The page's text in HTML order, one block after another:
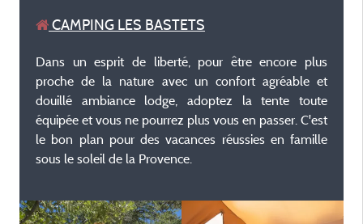
CAMPING LES BASTETS
Dans un esprit de liberté, pour être encore plus
proche de la nature avec un confort agréable et
douillé ambiance lodge, adoptez la tente toute
équipée et vous ne pourrez plus vous en passer. C'est
le bon plan pour des vacances réussies en famille
sous le soleil de la Provence.